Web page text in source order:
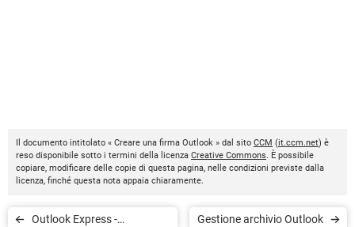
Il documento intitolato « Creare una firma Outlook » dal sito CCM (it.ccm.net) è
reso disponibile sotto i termini della licenza Creative Commons. È possibile
copiare, modificare delle copie di questa pagina, nelle condizioni previste dalla
licenza, finché questa nota appaia chiaramente.
Outlook Express -
Gestione archivio Outlook